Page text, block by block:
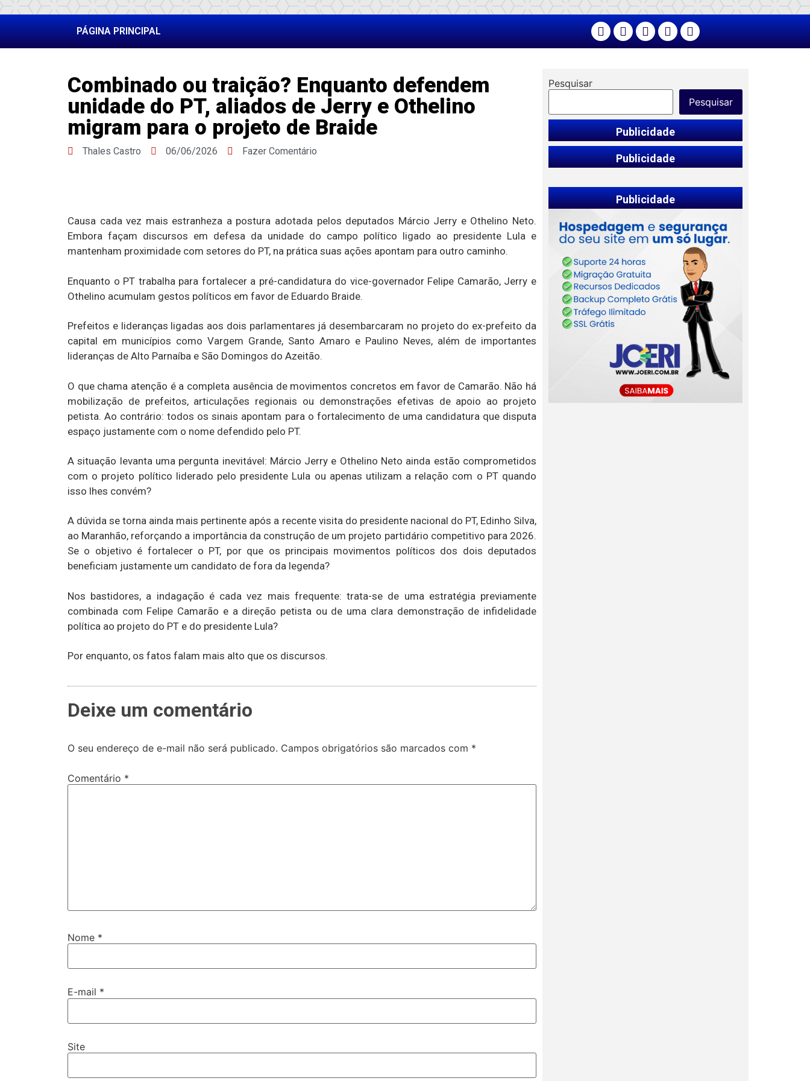
PÁGINA PRINCIPAL
Combinado ou traição? Enquanto defendem
unidade do PT, aliados de Jerry e Othelino
migram para o projeto de Braide
Thales Castro 06/06/2026 Fazer Comentário
Causa cada vez mais estranheza a postura adotada pelos deputados Márcio Jerry e Othelino Neto.
Embora façam discursos em defesa da unidade do campo político ligado ao presidente Lula e
mantenham proximidade com setores do PT, na prática suas ações apontam para outro caminho.
Enquanto o PT trabalha para fortalecer a pré-candidatura do vice-governador Felipe Camarão, Jerry e
Othelino acumulam gestos políticos em favor de Eduardo Braide.
Prefeitos e lideranças ligadas aos dois parlamentares já desembarcaram no projeto do ex-prefeito da
capital em municípios como Vargem Grande, Santo Amaro e Paulino Neves, além de importantes
lideranças de Alto Parnaíba e São Domingos do Azeitão.
O que chama atenção é a completa ausência de movimentos concretos em favor de Camarão. Não há
mobilização de prefeitos, articulações regionais ou demonstrações efetivas de apoio ao projeto
petista. Ao contrário: todos os sinais apontam para o fortalecimento de uma candidatura que disputa
espaço justamente com o nome defendido pelo PT.
A situação levanta uma pergunta inevitável: Márcio Jerry e Othelino Neto ainda estão comprometidos
com o projeto político liderado pelo presidente Lula ou apenas utilizam a relação com o PT quando
isso lhes convém?
A dúvida se torna ainda mais pertinente após a recente visita do presidente nacional do PT, Edinho Silva,
ao Maranhão, reforçando a importância da construção de um projeto partidário competitivo para 2026.
Se o objetivo é fortalecer o PT, por que os principais movimentos políticos dos dois deputados
beneficiam justamente um candidato de fora da legenda?
Nos bastidores, a indagação é cada vez mais frequente: trata-se de uma estratégia previamente
combinada com Felipe Camarão e a direção petista ou de uma clara demonstração de infidelidade
política ao projeto do PT e do presidente Lula?
Por enquanto, os fatos falam mais alto que os discursos.
Deixe um comentário
O seu endereço de e-mail não será publicado. Campos obrigatórios são marcados com *
Comentário *
Nome *
E-mail *
Site
Pesquisar
Pesquisar
Publicidade
Publicidade
Publicidade